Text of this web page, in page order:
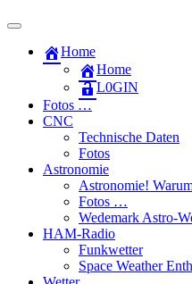
Toggle
field
Home
Home
L​0​​GIN
Fotos …
CNC
Technische Daten
Fotos
Astronomie
Astronomie!
Fotos …
Wedemark Astro-
HAM-Radio
Funkwetter
Space Weather